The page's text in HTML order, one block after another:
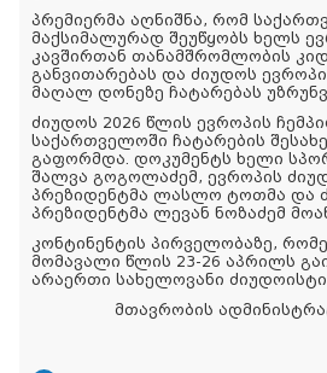
პრემიერმა აღნიშნა, რომ
მაქსიმალურად შეუწყობს ხელს
კავშირთან თანამშრომლობის
განვითარებას და ძიუდოს
მაღალ დონეზე ჩატარებას
ძიუდოს 2026 წლის ევროპის
საქართველოში ჩატარების
გაფორმდა. დოკუმენტს ხელი
შალვა გოგოლაძემ, ევროპის
პრეზიდენტმა ლასლო ტოთმა და
პრეზიდენტმა ლევან ნოზაძემ
კონტინენტის პირველობაზე,
მომავალი წლის 23-26 აპრილს
არაერთი სახელოვანი ძიუდოისტი
მთავრობის